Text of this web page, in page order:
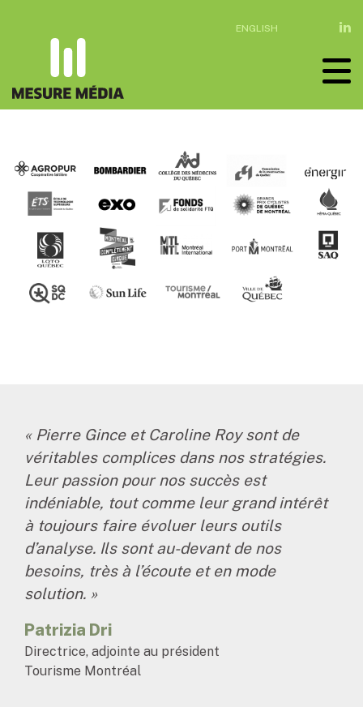
ENGLISH
« Pierre Gince et Caroline Roy sont de
véritables complices dans nos stratégies.
Leur passion pour nos succès est
indéniable, tout comme leur grand intérêt
à toujours faire évoluer leurs outils
d’analyse. Ils sont au-devant de nos
besoins, très à l’écoute et en mode
solution. »
Patrizia Dri
Directrice, adjointe au président
Tourisme Montréal